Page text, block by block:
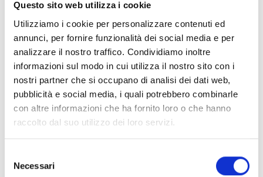
Questo sito web utilizza i cookie
Utilizziamo i cookie per personalizzare contenuti ed
annunci, per fornire funzionalità dei social media e per
analizzare il nostro traffico. Condividiamo inoltre
informazioni sul modo in cui utilizza il nostro sito con i
nostri partner che si occupano di analisi dei dati web,
pubblicità e social media, i quali potrebbero combinarle
con altre informazioni che ha fornito loro o che hanno
raccolto dal suo utilizzo dei loro servizi.
delNecessari
Prova gratis